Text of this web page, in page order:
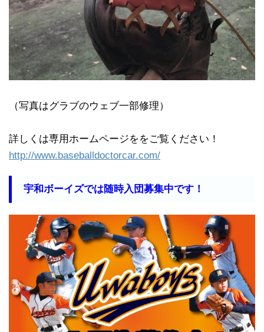
（写真はグラブのウェブ一部修理）
詳しくは専用ホームページををご覧ください！
http://www.baseballdoctorcar.com/
宇和ボーイズでは随時入団募集中です！